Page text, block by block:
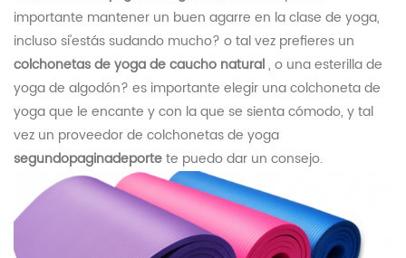
importante mantener un buen agarre en la clase de yoga,
incluso si'estás sudando mucho? o tal vez prefieres un
colchonetas de yoga de caucho natural, o una esterilla de
yoga de algodón? es importante elegir una colchoneta de
yoga que le encante y con la que se sienta cómodo, y tal
vez un proveedor de colchonetas de yoga
segundopaginadeportete puedo dar un consejo.